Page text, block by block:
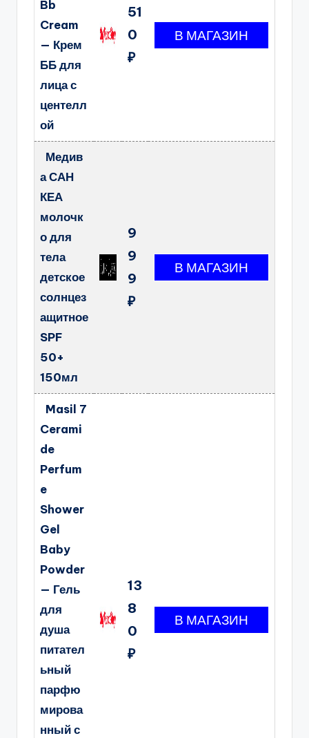
Bb
Cream
— Крем
ББ для
лица с
центелл
ой
51
0
₽
Медив
а САН
КЕА
молочк
о для
тела
детское
солнцез
ащитное
SPF
50+
150мл
9
9
9
₽
Masil 7
Cerami
de
Perfum
e
Shower
Gel
Baby
Powder
— Гель
для
душа
питател
ьный
парфю
мирова
нный с
13
8
0
₽